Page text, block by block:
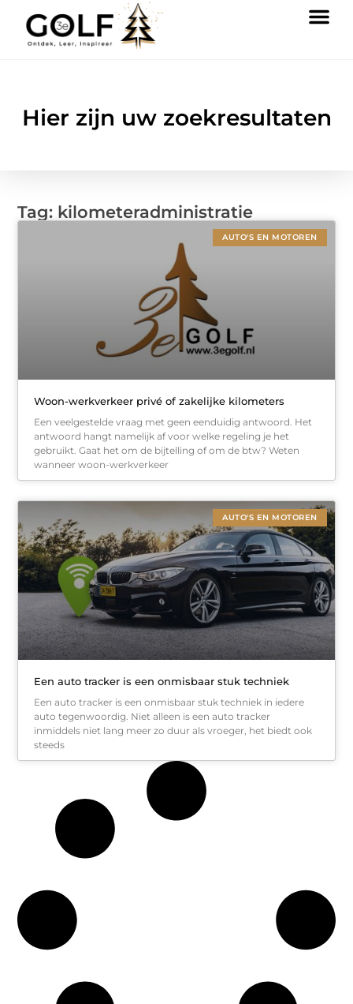
Hier zijn uw zoekresultaten
Tag: kilometeradministratie
AUTO'S EN MOTOREN
Woon-werkverkeer privé of zakelijke kilometers
Een veelgestelde vraag met geen eenduidig antwoord. Het
antwoord hangt namelijk af voor welke regeling je het
gebruikt. Gaat het om de bijtelling of om de btw? Weten
wanneer woon-werkverkeer
AUTO'S EN MOTOREN
Een auto tracker is een onmisbaar stuk techniek
Een auto tracker is een onmisbaar stuk techniek in iedere
auto tegenwoordig. Niet alleen is een auto tracker
inmiddels niet lang meer zo duur als vroeger, het biedt ook
steeds